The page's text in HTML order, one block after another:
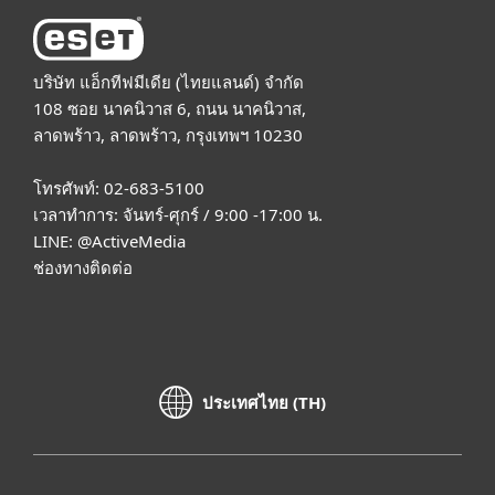
บริษัท แอ็กทีฟมีเดีย (ไทยแลนด์) จำกัด
108 ซอย นาคนิวาส 6, ถนน นาคนิวาส,
ลาดพร้าว, ลาดพร้าว, กรุงเทพฯ 10230
โทรศัพท์: 02-683-5100
เวลาทำการ: จันทร์-ศุกร์ / 9:00 -17:00 น.
LINE: @ActiveMedia
ช่องทางติดต่อ
ประเทศไทย (TH)